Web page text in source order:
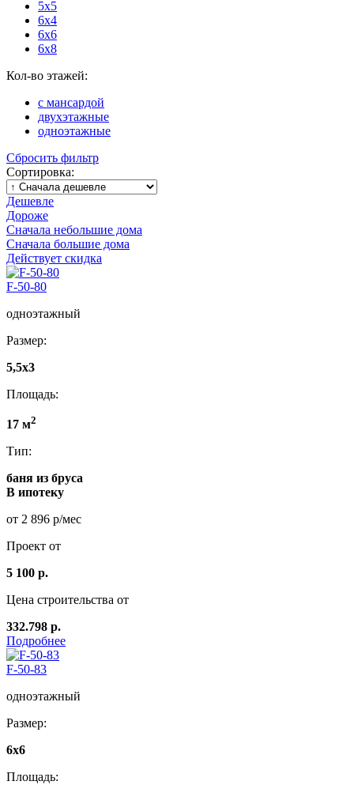
5x5
6x4
6x6
6x8
Кол-во этажей:
с мансардой
двухэтажные
одноэтажные
Сбросить фильтр
Сортировка:
Дешевле
Дороже
Сначала небольшие дома
Сначала большие дома
Действует скидка
F-50-80
одноэтажный
Размер:
5,5x3
Площадь:
17 м2
Тип:
баня из бруса
В ипотеку
от 2 896 р/мес
Проект от
5 100 р.
Цена строительства от
332.798 р.
Подробнее
F-50-83
одноэтажный
Размер:
6x6
Площадь: